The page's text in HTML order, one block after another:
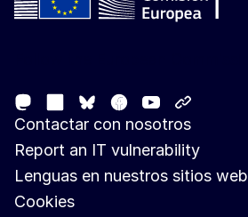
MastodonLinkedIn
Bluesky
Facebook
Youtube
Contactar con nosotros
Report an IT vulnerability
Lenguas en nuestros sitios web
Cookies